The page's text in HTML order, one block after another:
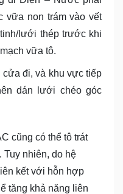
vữa non trám vào vết
lưới thép trước khi
vữa tô.
đi, và khu vực tiếp
dán lưới chéo góc
cũng có thể tô trát
Tuy nhiên, do hệ
kết với hỗn hợp
tăng khả năng liên